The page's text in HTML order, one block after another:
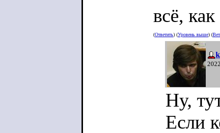
всё,
(Ответить) (Уровень выше) (
Ну,
Если